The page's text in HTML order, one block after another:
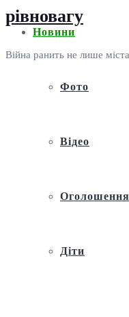
Новини
Фото
Відео
Оголошення
Діти
рівновагу
Війна ранить не лише